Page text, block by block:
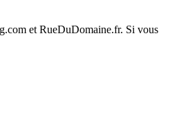
et RueDuDomaine.fr. Si vous